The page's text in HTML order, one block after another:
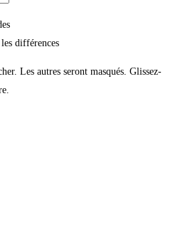
différences
Les autres seront masqués. Glissez-